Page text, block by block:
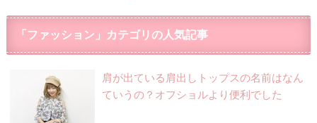
「ファッション」カテゴリの人気記事
肩が出ている肩出しトップスの名前はなん
ていうの？オフショルより便利でした